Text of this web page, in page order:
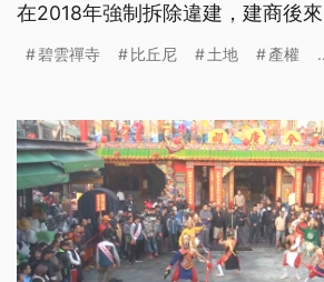
在2018年強制拆除違建，建商後
買回土地產權，目前正積極尋求更
碧雲禪寺 比丘尼 土地 產權